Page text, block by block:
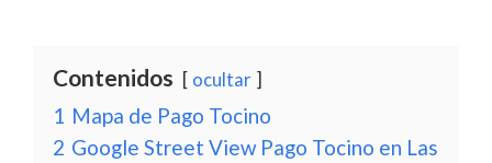
Contenidos ocultar
1 Mapa de Pago Tocino
2 Google Street View Pago Tocino en Las